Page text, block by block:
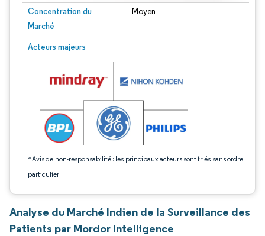
Concentration du
Marché
Moyen
Acteurs majeurs
*Avis de non-responsabilité : les principaux acteurs sont triés sans ordre
particulier
Image © Mordor Intelligence. La réutilisation nécessite une attribution sous CC
Analyse du Marché Indien de la Surveillance des
Patients par Mordor Intelligence